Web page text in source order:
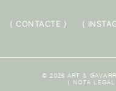
( CONTACTE ) (
© 2026 ART &
(
NOTA LEGAL